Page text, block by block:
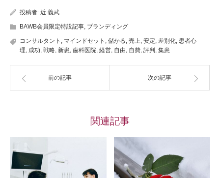
投稿者: 近 義武
BAWB会員限定特設記事, ブランディング
コンサルタント , マインドセット , 儲かる, 売上, 安定, 差別化, 患者心
理, 成功, 戦略, 新患, 歯科医院, 経営, 自由, 自費, 評判 , 集患
前の記事 次の記事
関連記事